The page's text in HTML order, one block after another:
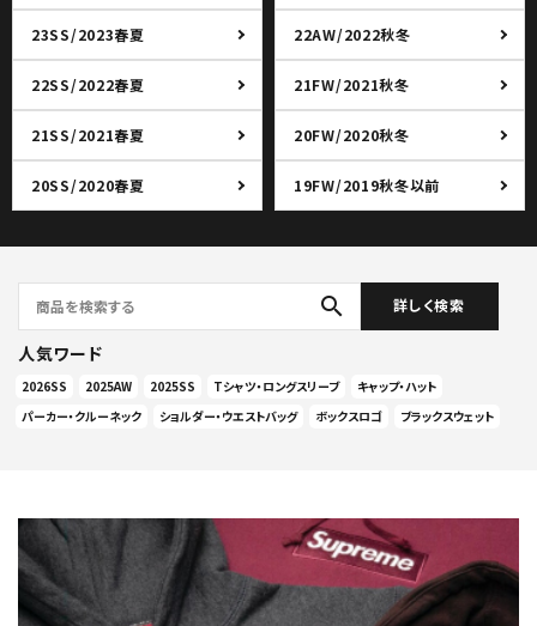
23SS/2023春夏 22AW/2022秋冬
22SS/2022春夏 21FW/2021秋冬
21SS/2021春夏 20FW/2020秋冬
20SS/2020春夏 19FW/2019秋冬以前
search 詳しく検索
人気ワード
2026SS 2025AW 2025SS Tシャツ・ロングスリーブ
キャップ・ハット
パーカー・クルーネック
ショルダー・ウエストバッグ ボックスロゴ ブラックスウェット